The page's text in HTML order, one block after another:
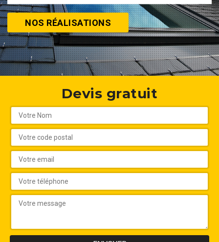
NOS RÉALISATIONS
Devis gratuit